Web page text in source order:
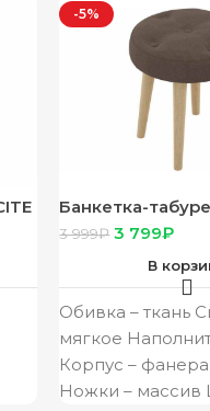
-5%
Банкетка-
/ ТК Орех /
3 999₽ 3 799₽
В
Обивка – ткань
мягкое
Корпус –
Ножки –